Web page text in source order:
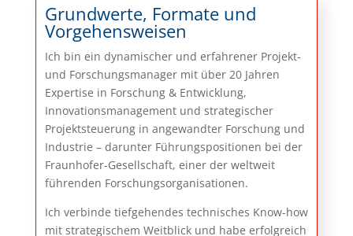
Grundwerte, Formate und
Vorgehensweisen
Ich bin ein dynamischer und erfahrener Projekt-
und Forschungsmanager mit über 20 Jahren
Expertise in Forschung & Entwicklung,
Innovationsmanagement und strategischer
Projektsteuerung in angewandter Forschung und
Industrie – darunter Führungspositionen bei der
Fraunhofer-Gesellschaft, einer der weltweit
führenden Forschungsorganisationen.
Ich verbinde tiefgehendes technisches Know-how
mit strategischem Weitblick und habe erfolgreich